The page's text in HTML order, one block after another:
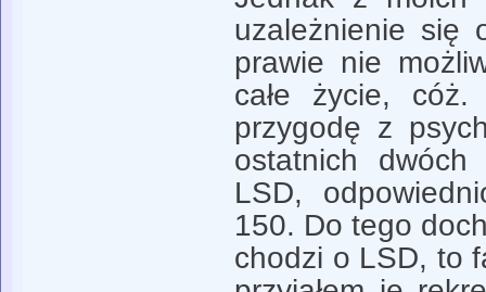
uzależnienie się
prawie nie
całe życie,
przygodę z
ostatnich
LSD,
150. Do tego
chodzi o LSD, to